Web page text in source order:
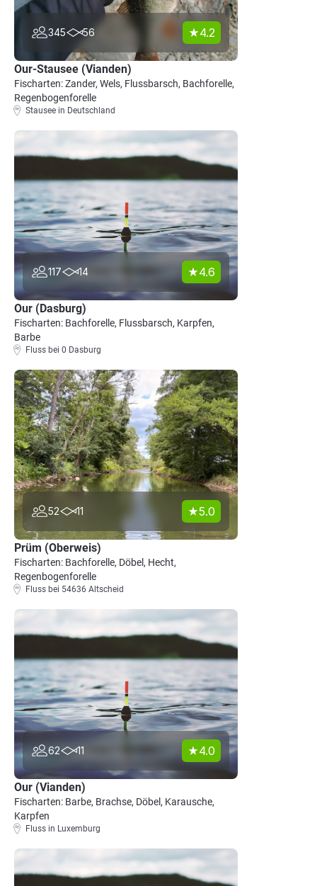
345 56 4.2
Our-Stausee (Vianden)
Fischarten: Zander, Wels, Flussbarsch, Bachforelle,
Regenbogenforelle
Stausee in Deutschland
117 14 4.6
Our (Dasburg)
Fischarten: Bachforelle, Flussbarsch, Karpfen,
Barbe
Fluss bei 0 Dasburg
52 11 5.0
Prüm (Oberweis)
Fischarten: Bachforelle, Döbel, Hecht,
Regenbogenforelle
Fluss bei 54636 Altscheid
62 11 4.0
Our (Vianden)
Fischarten: Barbe, Brachse, Döbel, Karausche,
Karpfen
Fluss in Luxemburg